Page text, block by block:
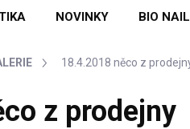
NOVINKY BIO
18.4.2018 něco z
z prodejny